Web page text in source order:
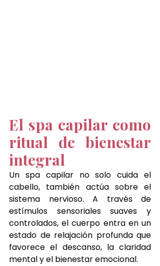
El spa capilar como
ritual de bienestar
integral
Un spa capilar no solo cuida el
cabello, también actúa sobre el
sistema nervioso. A través de
estímulos sensoriales suaves y
controlados, el cuerpo entra en un
estado de relajación profunda que
favorece el descanso, la claridad
mental y el bienestar emocional.